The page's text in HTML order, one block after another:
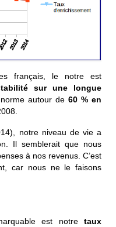
français, le notre est
sur une longue
norme autour de60 % en
notre niveau de vie a
Il semblerait que nous
à nos revenus. C’est
car nous ne le faisons
est notre taux